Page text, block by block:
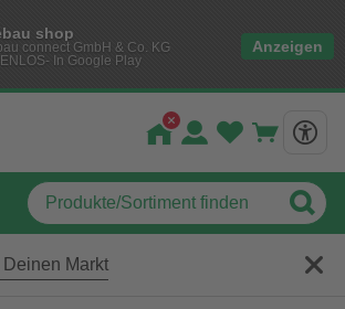
shop
connect GmbH & Co. KG
In Google Play
Anzeigen
Markt